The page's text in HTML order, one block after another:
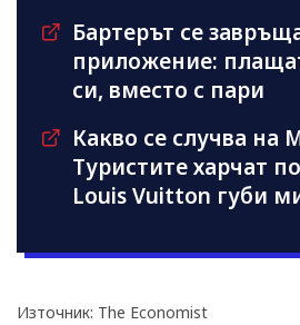
Бартерът се
приложение:
си, вместо с пари
Какво се случва на
Туристите харчат
Louis Vuitton губи
Източник: The Economist